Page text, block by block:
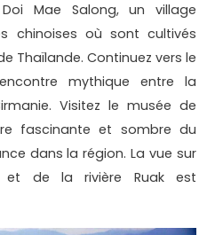
Mae Salong, un village
chinoises où sont cultivés
Thaïlande. Continuez vers le
mythique entre la
Visitez le musée de
fascinante et sombre du
dans la région. La vue sur
et de la rivière Ruak est